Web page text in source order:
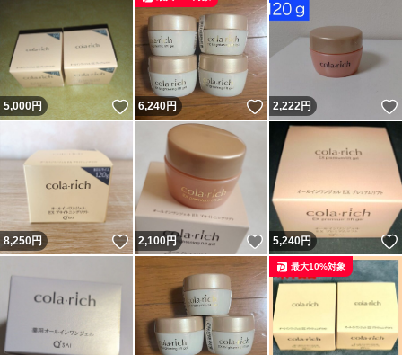
5,000円 いいね！
6,240円 いいね！
2,222円
8,250円 いいね！
2,100円 いいね！
5,240円
最大10%対象